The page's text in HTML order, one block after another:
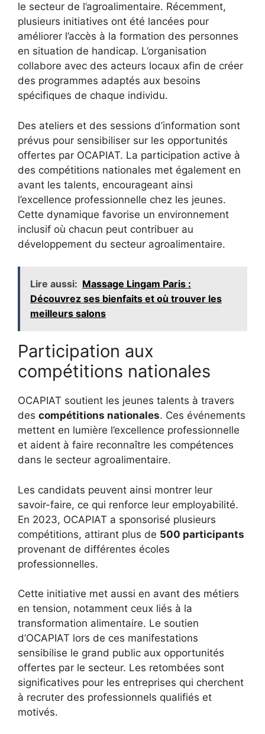
le secteur de l’agroalimentaire. Récemment,
plusieurs initiatives ont été lancées pour
améliorer l’accès à la formation des personnes
en situation de handicap. L’organisation
collabore avec des acteurs locaux afin de créer
des programmes adaptés aux besoins
spécifiques de chaque individu.
Des ateliers et des sessions d’information sont
prévus pour sensibiliser sur les opportunités
offertes par OCAPIAT. La participation active à
des compétitions nationales met également en
avant les talents, encourageant ainsi
l’excellence professionnelle chez les jeunes.
Cette dynamique favorise un environnement
inclusif où chacun peut contribuer au
développement du secteur agroalimentaire.
Lire aussi: Massage Lingam Paris :
Découvrez ses bienfaits et où trouver les
meilleurs salons
Participation aux
compétitions nationales
OCAPIAT soutient les jeunes talents à travers
des compétitions nationales. Ces événements
mettent en lumière l’excellence professionnelle
et aident à faire reconnaître les compétences
dans le secteur agroalimentaire.
Les candidats peuvent ainsi montrer leur
savoir-faire, ce qui renforce leur employabilité.
En 2023, OCAPIAT a sponsorisé plusieurs
compétitions, attirant plus de 500 participants
provenant de différentes écoles
professionnelles.
Cette initiative met aussi en avant des métiers
en tension, notamment ceux liés à la
transformation alimentaire. Le soutien
d’OCAPIAT lors de ces manifestations
sensibilise le grand public aux opportunités
offertes par le secteur. Les retombées sont
significatives pour les entreprises qui cherchent
à recruter des professionnels qualifiés et
motivés.